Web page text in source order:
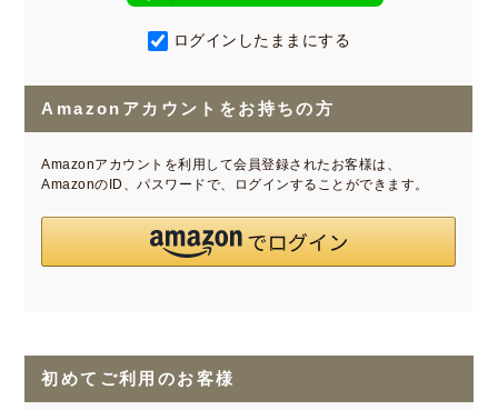
ログインしたままにする
Amazonアカウントをお持ちの方
Amazonアカウントを利用して会員登録されたお客様は、
AmazonのID、パスワードで、ログインすることができます。
初めてご利用のお客様